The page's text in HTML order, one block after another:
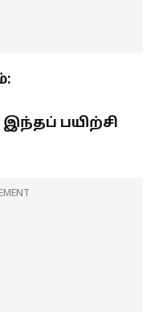
இந்தப் பயிற்சி